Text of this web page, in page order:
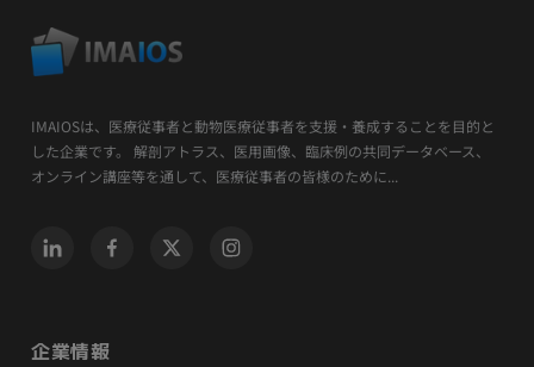
IMAIOSは、医療従事者と動物医療従事者を支援・養成することを目的と
した企業です。 解剖アトラス、医用画像、臨床例の共同データベース、
オンライン講座等を通して、医療従事者の皆様のために...
企業情報